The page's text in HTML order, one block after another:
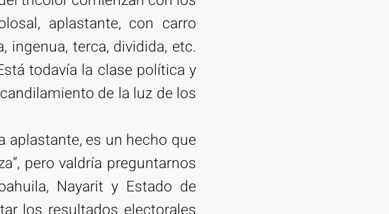
aplastante, con carro
ingenua, terca, dividida, etc.
todavía la clase política y
de la luz de los
aplastante, es un hecho que
pero valdría preguntarnos
Nayarit y Estado de